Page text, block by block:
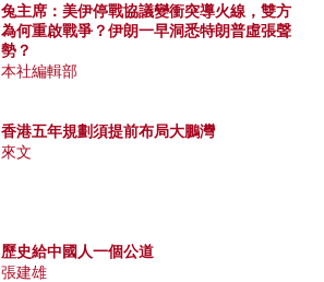
兔主席：美伊停戰協議變衝突導火線，雙方
為何重啟戰爭？伊朗一早洞悉特朗普虛張聲
勢？
本社編輯部
香港五年規劃須提前布局大鵬灣
來文
歷史給中國人一個公道
張建雄